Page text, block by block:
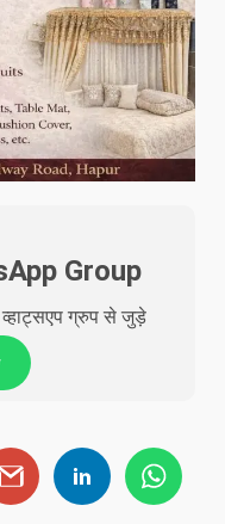
Group
व्हाट्सएप ग्रुप से जुड़े